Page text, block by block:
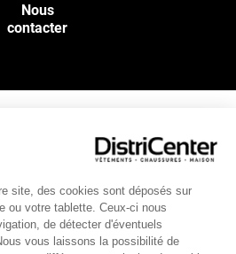
site, des cookies sont déposés sur
ou votre tablette. Ceux-ci nous
de détecter d'éventuels
vous laissons la possibilité de
Nous
contacter